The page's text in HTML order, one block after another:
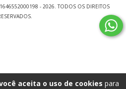
aceita o uso de cookies para
- 2026. TODOS OS DIREITOS